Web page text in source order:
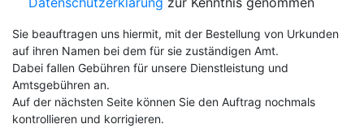
Sie beauftragen uns hiermit, mit der Bestellung von Urkunden
auf ihren Namen bei dem für sie zuständigen Amt.
Dabei fallen Gebühren für unsere Dienstleistung und
Amtsgebühren an.
Auf der nächsten Seite können Sie den Auftrag nochmals
kontrollieren und korrigieren.